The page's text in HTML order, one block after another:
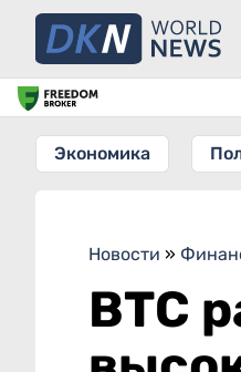
Экономика
Новости »
BTC